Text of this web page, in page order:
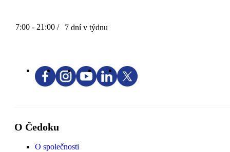
7:00 - 21:00 / 7 dní v týdnu
O Čedoku
O společnosti